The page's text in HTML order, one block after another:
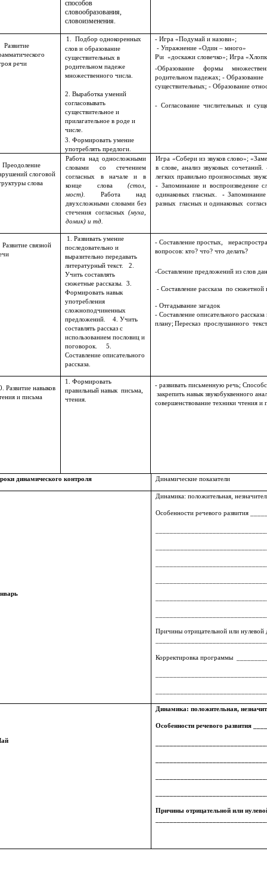
способов
словообразования,
словоизменения.
Развитие
речи
1. Подбор однокоренных
слов и образование
существительных в
родительном падеже
множественного числа.
2. Выработка умений
согласовывать
существительное и
прилагательное в роде и
числе.
3. Формировать умение
употреблять предлоги.
- Игра «Подумай и назови»;
- Упражнение «Один – много»
Р\и «доскажи словечко»; Игра
-Образование формы
родительном падежах; -
существительных; - Образование
- Согласование числительных и
Преодоление
слоговой
слова
Работа над односложными
словами со стечением
согласных в начале и в
конце слова (стол,
мост).
Работа над
двухсложными словами без
стечения согласных (муха,
домик) и тд.
Игра «Собери из звуков слово»;
в слове, анализ звуковых сочетаний.
легких правильно произносимых
- Запоминание и воспроизведение
одинаковых гласных.- Запоминание
разных гласных и одинаковых
связной
1. Развивать умение
последовательно и
выразительно передавать
литературный текст. 2.
Учить составлять
сюжетные рассказы. 3.
Формировать навык
употребления
сложноподчиненных
предложений. 4. Учить
составлять рассказ с
использованием пословиц и
поговорок. 5.
Составление описательного
рассказа.
- Составление простых,
вопросов: кто? что? что делать?
-Составление предложений из слов
- Составление рассказа по сюжетной
- Отгадывание загадок
- Составление описательного
плану; Пересказ прослушанного
Развитие навыков
и письма
1. Формировать
правильный навык письма,
чтения.
- развивать письменную речь;
закрепить навык звукобуквенного
совершенствование техники чтения и
динамического контроля Динамические показатели
Динамика: положительная,
Особенности речевого развития
Причины отрицательной или
Корректировка программы
Динамика: положительная,
Особенности речевого развития
Причины отрицательной или